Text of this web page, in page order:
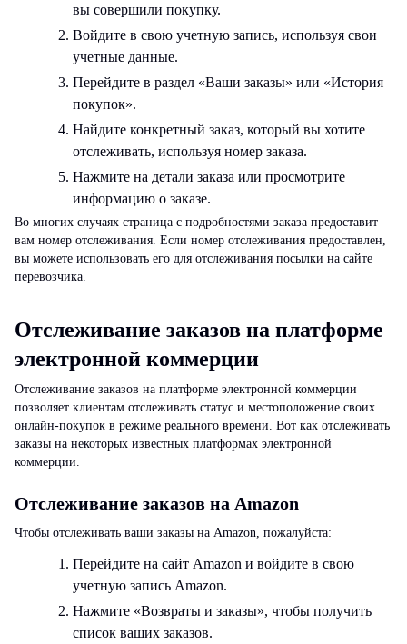
вы совершили покупку.
Войдите в свою учетную запись, используя свои
учетные данные.
Перейдите в раздел «Ваши заказы» или «История
покупок».
Найдите конкретный заказ, который вы хотите
отслеживать, используя номер заказа.
Нажмите на детали заказа или просмотрите
информацию о заказе.
Во многих случаях страница с подробностями заказа предоставит
вам номер отслеживания. Если номер отслеживания предоставлен,
вы можете использовать его для отслеживания посылки на сайте
перевозчика.
Отслеживание заказов на платформе
электронной коммерции
Отслеживание заказов на платформе электронной коммерции
позволяет клиентам отслеживать статус и местоположение своих
онлайн-покупок в режиме реального времени. Вот как отслеживать
заказы на некоторых известных платформах электронной
коммерции.
Отслеживание заказов на Amazon
Чтобы отслеживать ваши заказы на Amazon, пожалуйста:
Перейдите на сайт Amazon и войдите в свою
учетную запись Amazon.
Нажмите «Возвраты и заказы», чтобы получить
список ваших заказов.